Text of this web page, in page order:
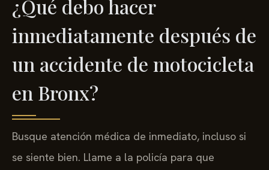
¿Qué debo hacer
inmediatamente después de
un accidente de motocicleta
en Bronx?
Busque atención médica de inmediato, incluso si
se siente bien. Llame a la policía para que